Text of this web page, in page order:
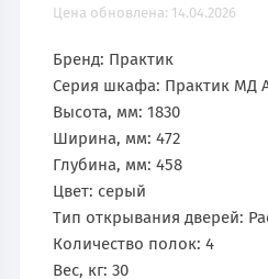
Цена обновлена: 14.04.2026
Бренд: Практик
Серия шкафа: Практик МД
Высота, мм: 1830
Ширина, мм: 472
Глубина, мм: 458
Цвет: серый
Тип открывания дверей:
Количество полок: 4
Вес, кг: 30